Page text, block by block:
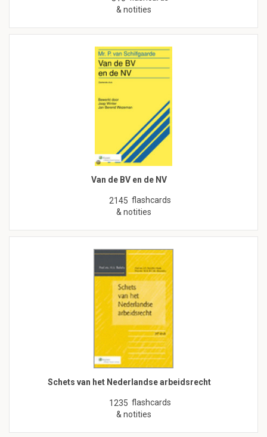
& notities
Van de BV en de NV
2145 flashcards
& notities
Schets van het Nederlandse arbeidsrecht
1235 flashcards
& notities